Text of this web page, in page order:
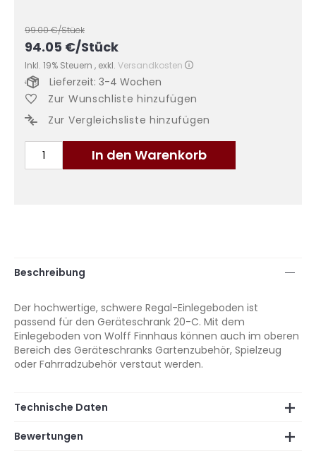
99.00€/Stück
94.05 €/Stück
Inkl. 19% Steuern , exkl. Versandkosten
In den Warenkorb
Lieferzeit: 3-4 Wochen
Zur Wunschliste hinzufügen
Zur Vergleichsliste hinzufügen
Beschreibung
Der hochwertige, schwere Regal-Einlegeboden ist
passend für den Geräteschrank 20-C. Mit dem
Einlegeboden von Wolff Finnhaus können auch im oberen
Bereich des Geräteschranks Gartenzubehör, Spielzeug
oder Fahrradzubehör verstaut werden.
Technische Daten
Bewertungen